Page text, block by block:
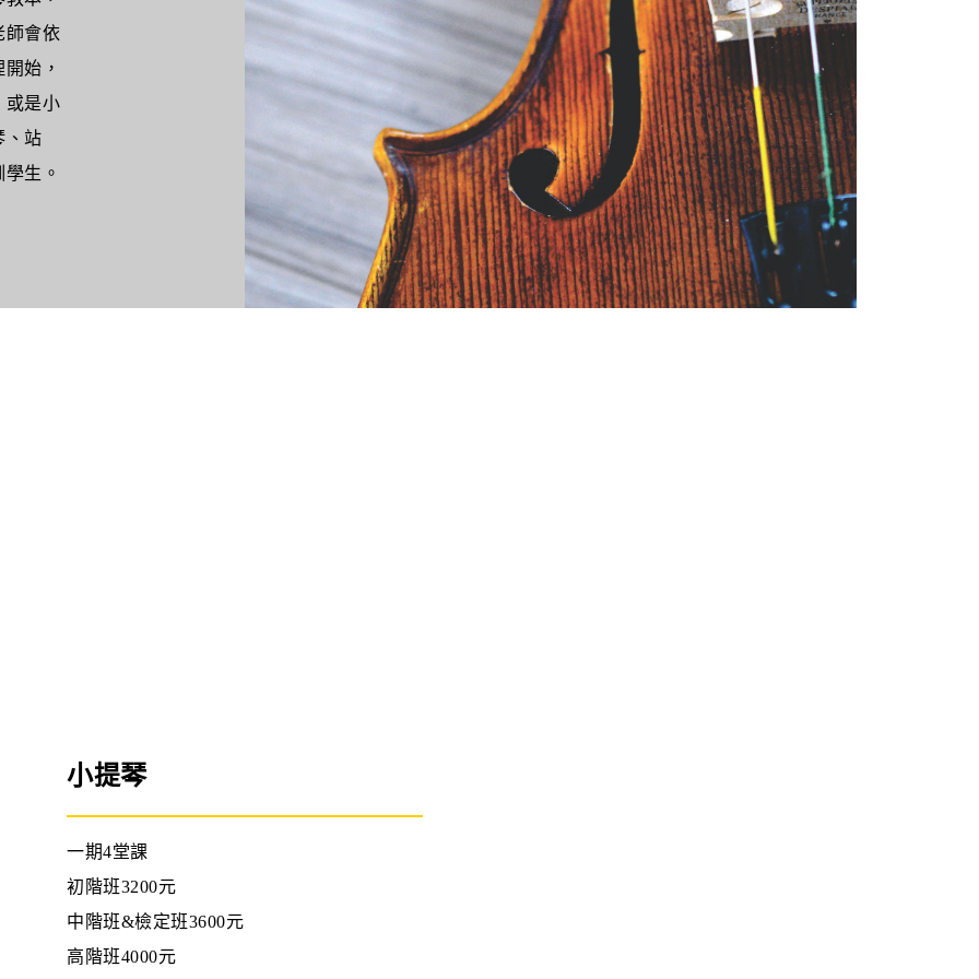
師會依
始，
或是小
、站
生。
小提琴
一期4堂課
初階班3200元
中階班&檢定班3600元
高階班4000元